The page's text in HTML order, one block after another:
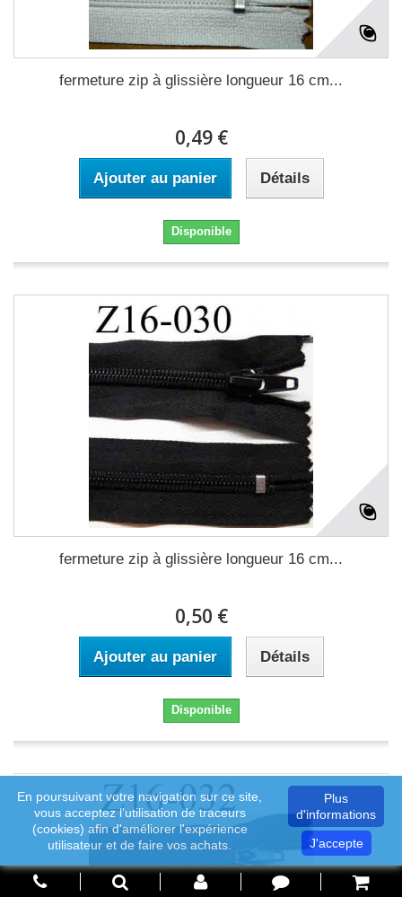
fermeture zip à glissière longueur 16 cm...
0,49 €
Ajouter au panier Détails
Disponible
fermeture zip à glissière longueur 16 cm...
0,50 €
Ajouter au panier Détails
Disponible
En poursuivant votre navigation sur ce site,
vous acceptez l'utilisation de traceurs
(cookies) afin d'améliorer l'expérience
utilisateur et de faire vos achats.
Plus
d'informations
J'accepte